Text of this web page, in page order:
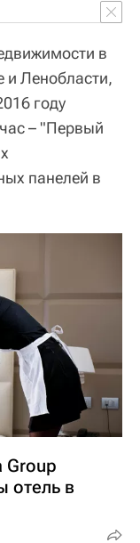
в
и Ленобласти,
году
– "Первый
панелей в
отель в